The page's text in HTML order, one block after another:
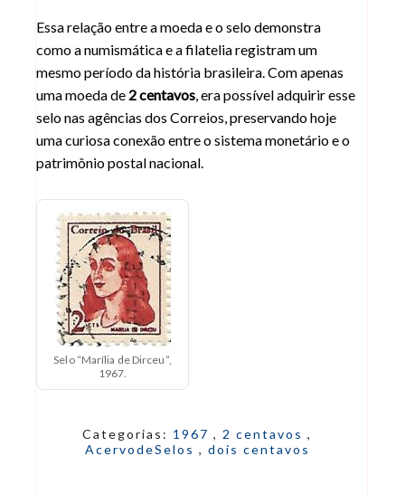
Essa relação entre a moeda e o selo demonstra
como a numismática e a filatelia registram um
mesmo período da história brasileira. Com apenas
uma moeda de 2 centavos, era possível adquirir esse
selo nas agências dos Correios, preservando hoje
uma curiosa conexão entre o sistema monetário e o
patrimônio postal nacional.
Selo “Marília de Dirceu”,
1967.
Categorias: 1967 , 2 centavos ,
AcervodeSelos , dois centavos